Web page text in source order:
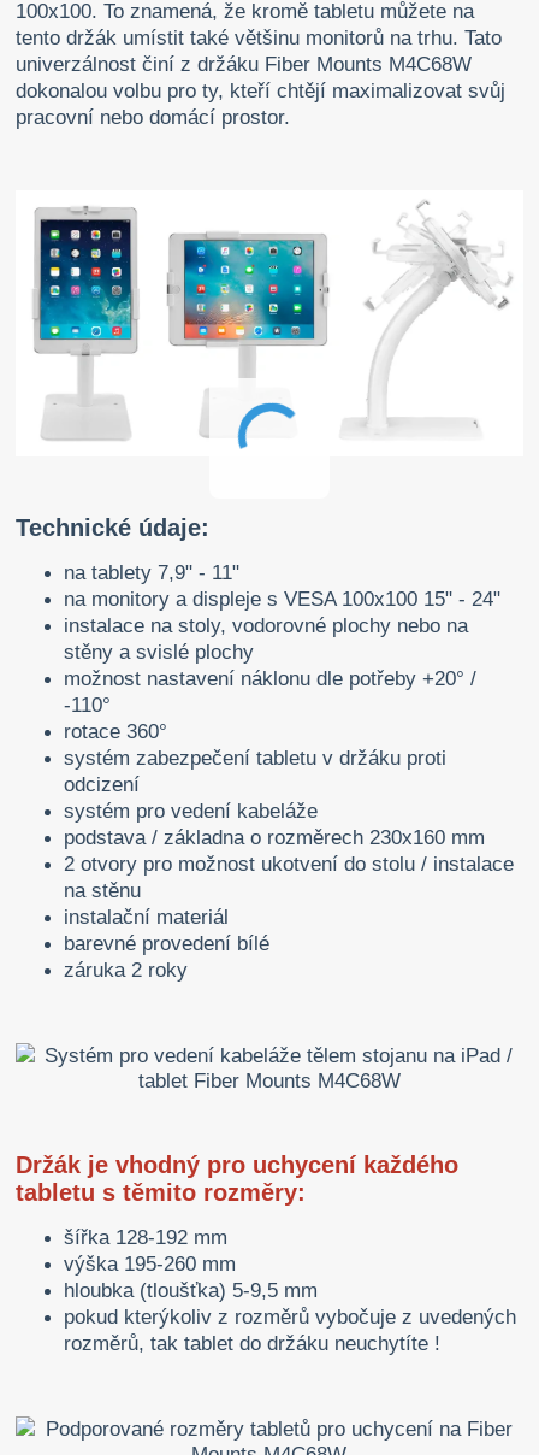
100x100. To znamená, že kromě tabletu můžete na
tento držák umístit také většinu monitorů na trhu. Tato
univerzálnost činí z držáku Fiber Mounts M4C68W
dokonalou volbu pro ty, kteří chtějí maximalizovat svůj
pracovní nebo domácí prostor.
Technické údaje:
na tablety 7,9" - 11"
na monitory a displeje s VESA 100x100 15" - 24"
instalace na stoly, vodorovné plochy nebo na
stěny a svislé plochy
možnost nastavení náklonu dle potřeby +20° /
-110°
rotace 360°
systém zabezpečení tabletu v držáku proti
odcizení
systém pro vedení kabeláže
podstava / základna o rozměrech 230x160 mm
2 otvory pro možnost ukotvení do stolu / instalace
na stěnu
instalační materiál
barevné provedení bílé
záruka 2 roky
Držák je vhodný pro uchycení každého
tabletu s těmito rozměry:
šířka 128-192 mm
výška 195-260 mm
hloubka (tloušťka) 5-9,5 mm
pokud kterýkoliv z rozměrů vybočuje z uvedených
rozměrů, tak tablet do držáku neuchytíte !